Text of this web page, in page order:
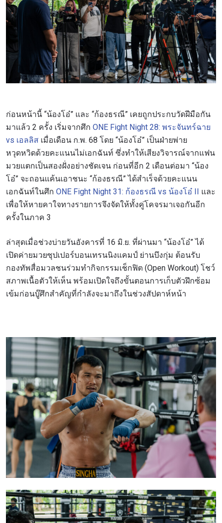
ก่อนหน้านี้ “น้องโอ๋” และ “ก้องธรณี” เคยถูกประกบวัดฝีมือกัน
มาแล้ว 2 ครั้ง เริ่มจากศึก ONE Fight Night 28: พระจันทร์ฉาย
vs เอลลิส เมื่อเดือน ก.พ. 68 โดย “น้องโอ๋” เป็นฝ่ายพ่าย
หวุดหวิดด้วยคะแนนไม่เอกฉันท์ ซึ่งทำให้เสียงวิจารณ์จากแฟน
มวยแตกเป็นสองฝั่งอย่างชัดเจน ก่อนที่อีก 2 เดือนต่อมา “น้อง
โอ๋” จะถอนแค้นเอาชนะ “ก้องธรณี” ได้สำเร็จด้วยคะแนน
เอกฉันท์ในศึก ONE Fight Night 31: ก้องธรณี vs น้องโอ๋ II
และ
เพื่อให้หายคาใจทางรายการจึงจัดให้ทั้งคู่โคจรมาเจอกันอีก
ครั้งในภาค 3
ล่าสุดเมื่อช่วงบ่ายวันอังคารที่ 16 มิ.ย. ที่ผ่านมา “น้องโอ๋” ได้
เปิดค่ายมวยซุปเปอร์บอนเทรนนิงแคมป์ ย่านบึงกุ่ม ต้อนรับ
กองทัพสื่อมวลชนร่วมทำกิจกรรมเช็กฟิต (Open Workout) โชว์
สภาพเนื้อตัวให้เห็น พร้อมเปิดใจถึงขั้นตอนการเก็บตัวฝึกซ้อม
เข้มก่อนบู๊ศึกสำคัญที่กำลังจะมาถึงในช่วงสัปดาห์หน้า